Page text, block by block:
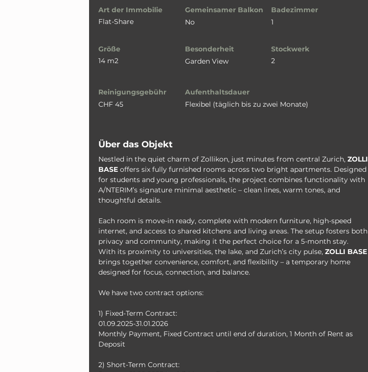
Art der Immobilie
Flat-Share
Gemeinsamer Balkon
No
Badezimmer
1
Größe
14 m2
Besonderheit
Garden View
Stockwerk
2
Reinigungsgebühr
CHF 45
Aufenthaltsdauer
Flexibel (täglich bis zu zwei Monate)
Über das Objekt
Nestled in the quiet charm of Zollikon, just minutes from central Zurich, ZOLLI
BASE offers six fully furnished rooms across two bright apartments. Designed
for students and young professionals, the project combines functionality with
A/NTERIM’s signature minimal aesthetic – clean lines, warm tones, and
thoughtful details.
Each room is move-in ready, complete with modern furniture, high-speed
internet, and access to shared kitchens and living areas. The setup fosters both
privacy and community, making it the perfect choice for a 5-month stay.
With its proximity to universities, the lake, and Zurich’s city pulse, ZOLLI BASE
brings together convenience, comfort, and flexibility – a temporary home
designed for focus, connection, and balance.
We have two contract options:
1) Fixed-Term Contract:
01.09.2025-31.01.2026
Monthly Payment, Fixed Contract until end of duration, 1 Month of Rent as
Deposit
2) Short-Term Contract: